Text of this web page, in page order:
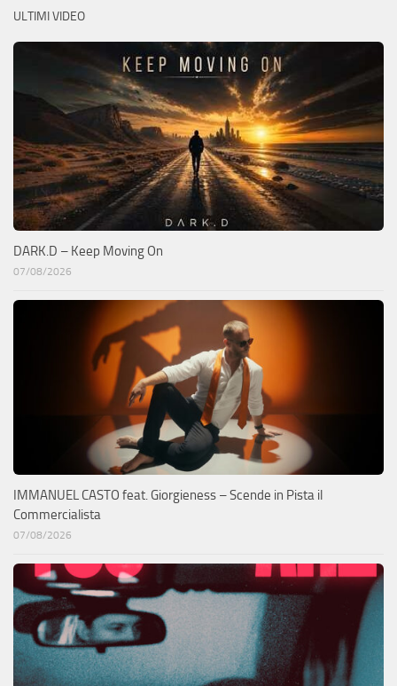
ULTIMI VIDEO
DARK.D – Keep Moving On
07/08/2026
IMMANUEL CASTO feat. Giorgieness – Scende in Pista il
Commercialista
07/08/2026